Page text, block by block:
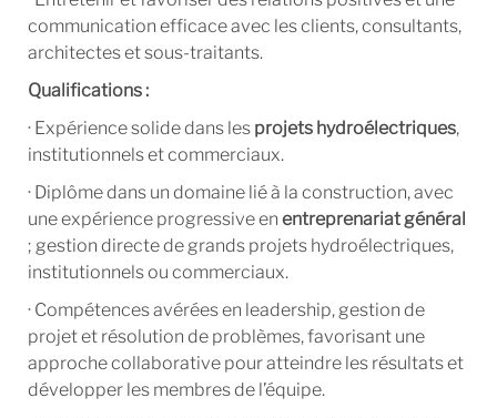
communication efficace avec les clients, consultants,
architectes et sous-traitants.
Qualifications :
· Expérience solide dans les projets hydroélectriques,
institutionnels et commerciaux.
· Diplôme dans un domaine lié à la construction, avec
une expérience progressive en entreprenariat général
; gestion directe de grands projets hydroélectriques,
institutionnels ou commerciaux.
· Compétences avérées en leadership, gestion de
projet et résolution de problèmes, favorisant une
approche collaborative pour atteindre les résultats et
développer les membres de l’équipe.